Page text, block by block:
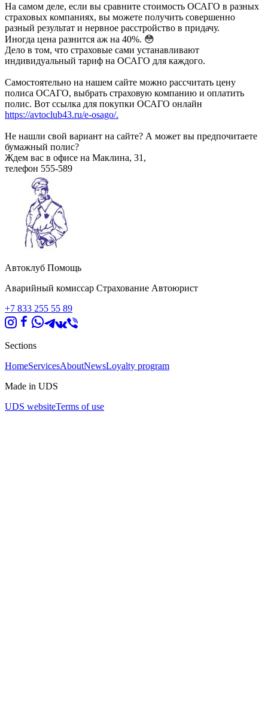
На самом деле, если вы сравните стоимость ОСАГО в разных
страховых компаниях, вы можете получить совершенно
разный результат и нервное расстройство в придачу.
Иногда цена разнится аж на 40%. 😳
Дело в том, что страховые сами устанавливают
индивидуальный тариф на ОСАГО для каждого.
Самостоятельно на нашем сайте можно рассчитать цену
полиса ОСАГО, выбрать страховую компанию и оплатить
полис. Вот ссылка для покупки ОСАГО онлайн
https://avtoclub43.ru/e-osago/.
Не нашли свой вариант на сайте? А может вы предпочитаете
бумажный полис?
Ждем вас в офисе на Маклина, 31,
телефон 555-589
Автоклуб Помощь
Аварийный комиссар Страхование Автоюрист
+7 833 255 55 89
Sections
HomeServicesAboutNewsLoyalty program
Made in UDS
UDS websiteTerms of use